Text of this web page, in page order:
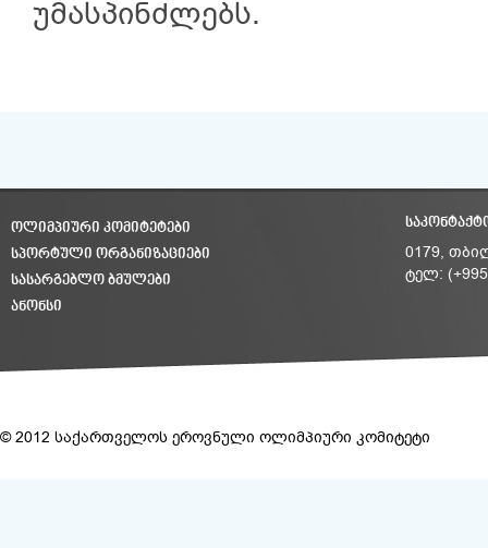
უმასპინძლებს.
ᲝᲚᲘᲛᲞᲘᲣᲠᲘ ᲙᲝᲛᲘᲢᲔᲢᲔᲑᲘ
ᲡᲞᲝᲠᲢᲣᲚᲘ ᲝᲠᲒᲐᲜᲘᲖᲐᲪᲘᲔᲑᲘ
ᲡᲐᲡᲐᲠᲒᲔᲑᲚᲝ ᲑᲛᲣᲚᲔᲑᲘ
ᲐᲜᲝᲜᲡᲘ
0179,
ტელ: (+995
© 2012 საქართველოს ეროვნული ოლიმპიური კომიტეტი